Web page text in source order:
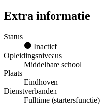
Extra informatie
Status
Inactief
Opleidingsniveaus
Middelbare school
Plaats
Eindhoven
Dienstverbanden
Fulltime (startersfunctie)